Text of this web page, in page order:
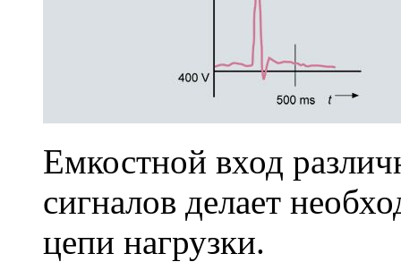
Емкостной вход
сигналов делает
цепи нагрузки.